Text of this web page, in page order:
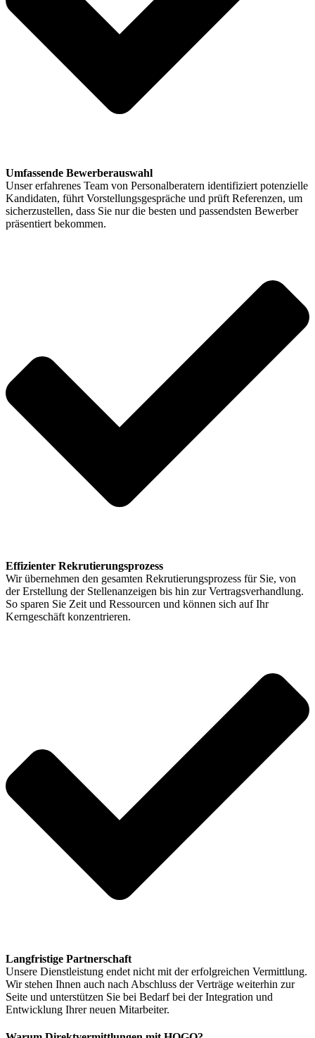
Umfassende Bewerberauswahl
Unser erfahrenes Team von Personalberatern identifiziert potenzielle
Kandidaten, führt Vorstellungsgespräche und prüft Referenzen, um
sicherzustellen, dass Sie nur die besten und passendsten Bewerber
präsentiert bekommen.
Effizienter Rekrutierungsprozess
Wir übernehmen den gesamten Rekrutierungsprozess für Sie, von
der Erstellung der Stellenanzeigen bis hin zur Vertragsverhandlung.
So sparen Sie Zeit und Ressourcen und können sich auf Ihr
Kerngeschäft konzentrieren.
Langfristige Partnerschaft
Unsere Dienstleistung endet nicht mit der erfolgreichen Vermittlung.
Wir stehen Ihnen auch nach Abschluss der Verträge weiterhin zur
Seite und unterstützen Sie bei Bedarf bei der Integration und
Entwicklung Ihrer neuen Mitarbeiter.